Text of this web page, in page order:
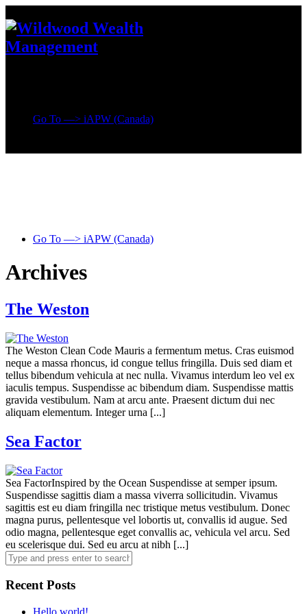
Go To —> iAPW (Canada)
Go To —> iAPW (Canada)
Archives
The Weston
The Weston Clean Code Mauris a fermentum metus. Cras euismod
neque a massa rhoncus, id congue tellus fringilla. Duis sed diam et
tellus bibendum vehicula at nec nulla. Vivamus interdum leo vel ex
iaculis tempus. Suspendisse ac bibendum diam. Suspendisse mattis
gravida vestibulum. Nam at arcu ante. Praesent dictum dui nec
aliquam elementum. Integer urna [...]
Sea Factor
Sea FactorInspired by the Ocean Suspendisse at semper ipsum.
Suspendisse sagittis diam a massa viverra sollicitudin. Vivamus
sagittis est eu diam fringilla nec tristique metus vestibulum. Donec
magna purus, pellentesque vel lobortis ut, convallis id augue. Sed
odio magna, pellentesque eget convallis ac, vehicula vel arcu. Sed
eu scelerisque dui. Sed eu arcu at nibh [...]
Recent Posts
Hello world!